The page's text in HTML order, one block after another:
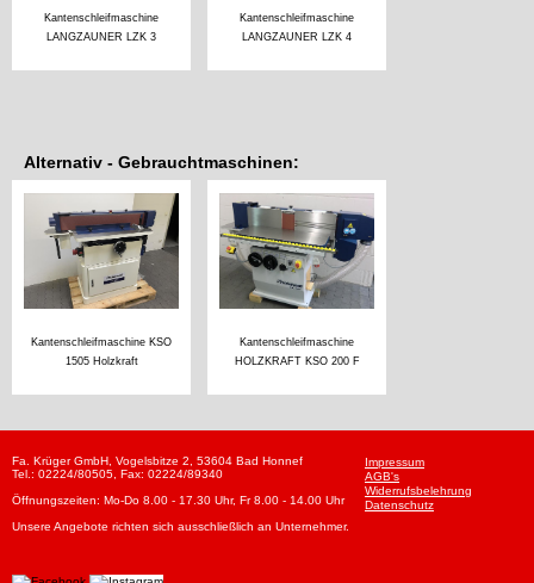
Kantenschleifmaschine
LANGZAUNER LZK 3
Kantenschleifmaschine
LANGZAUNER LZK 4
Alternativ - Gebrauchtmaschinen:
Kantenschleifmaschine KSO
1505 Holzkraft
Kantenschleifmaschine
HOLZKRAFT KSO 200 F
Fa. Krüger GmbH, Vogelsbitze 2, 53604 Bad Honnef
Tel.: 02224/80505, Fax: 02224/89340
Öffnungszeiten: Mo-Do 8.00 - 17.30 Uhr, Fr 8.00 - 14.00 Uhr
Unsere Angebote richten sich ausschließlich an Unternehmer.
Impressum
AGB's
Widerrufsbelehrung
Datenschutz